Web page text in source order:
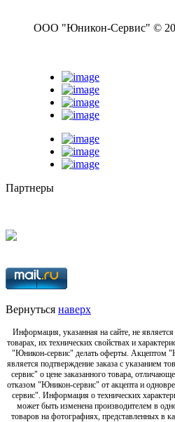
ООО "Юникон-Сервис" ©
Партнеры
Вернуться наверх
Информация, указанная на сайте, не
товарах, их технических свойствах и
"Юникон-сервис" делать оферты. Акцептом
является подтверждение заказа с указанием
сервис" о цене заказанного товара,
отказом "Юникон-сервис" от акцепта и
сервис". Информация о технических
может быть изменена производителем в
товаров на фотографиях, представленных в